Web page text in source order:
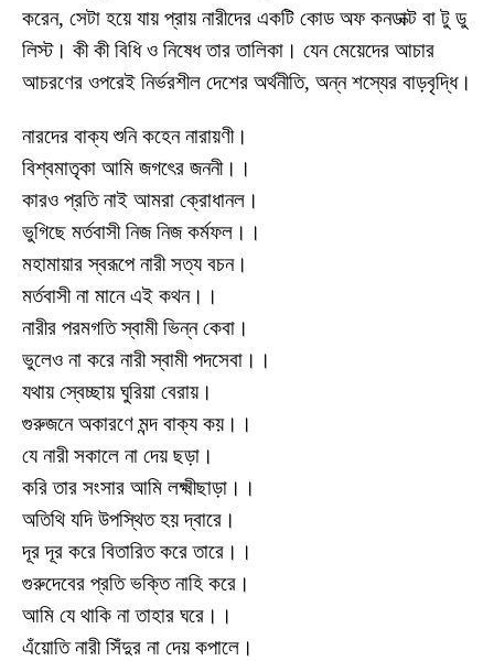
করেন, সেটা হয়ে যায় প্রায় নারীদের একটি কোড অফ কনডাক্ট বা টু ডু
লিস্ট। কী কী বিধি ও নিষেধ তার তালিকা। যেন মেয়েদের আচার
আচরণের ওপরেই নির্ভরশীল দেশের অর্থনীতি, অন্ন শস্যের বাড়বৃদ্ধি।
নারদের বাক্য শুনি কহেন নারায়ণী।
বিশ্বমাতৃকা আমি জগৎের জননী।।
কারও প্রতি নাই আমরা ক্রোধানল।
ভুগিছে মর্তবাসী নিজ নিজ কর্মফল।।
মহামায়ার স্বরূপে নারী সত্য বচন।
মর্তবাসী না মানে এই কথন।।
নারীর পরমগতি স্বামী ভিন্ন কেবা।
ভুলেও না করে নারী স্বামী পদসেবা।।
যথায় স্বেচ্ছায় ঘুরিয়া বেরায়।
গুরুজনে অকারণে মন্দ বাক্য কয়।।
যে নারী সকালে না দেয় ছড়া।
করি তার সংসার আমি লক্ষ্মীছাড়া।।
অতিথি যদি উপস্থিত হয় দ্বারে।
দূর দূর করে বিতারিত করে তারে।।
গুরুদেবের প্রতি ভক্তি নাহি করে।
আমি যে থাকি না তাহার ঘরে।।
এঁয়োতি নারী সিঁদুর না দেয় কপালে।